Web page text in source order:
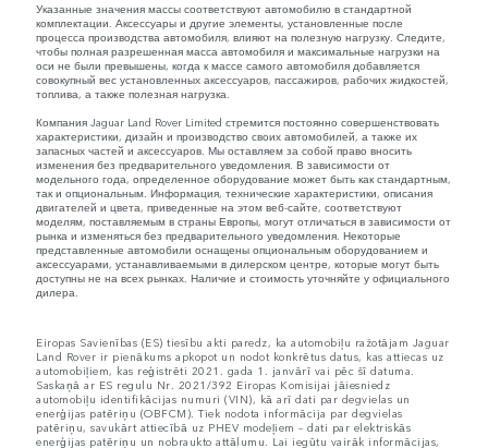
Указанные значения массы соответствуют автомобилю в стандартной
комплектации. Аксессуары и другие элементы, установленные после
процесса производства автомобиля, влияют на полезную нагрузку. Следите,
чтобы полная разрешенная масса автомобиля и максимальные нагрузки на
оси не были превышены, когда к массе самого автомобиля добавляется
совокупный вес установленных аксессуаров, пассажиров, рабочих жидкостей,
топлива, а также полезная нагрузка.
Компания Jaguar Land Rover Limited стремится постоянно совершенствовать
характеристики, дизайн и производство своих автомобилей, а также их
запасных частей и аксессуаров. Мы оставляем за собой право вносить
изменения без предварительного уведомления. В зависимости от
модельного года, определенное оборудование может быть как стандартным,
так и опциональным. Информация, технические характеристики, описания
двигателей и цвета, приведенные на этом веб-сайте, соответствуют
моделям, поставляемым в страны Европы, могут отличаться в зависимости от
рынка и изменяться без предварительного уведомления. Некоторые
представленные автомобили оснащены опциональным оборудованием и
аксессуарами, устанавливаемыми в дилерском центре, которые могут быть
доступны не на всех рынках. Наличие и стоимость уточняйте у официального
дилера.
Eiropas Savienības (ES) tiesību akti paredz, ka automobiļu ražotājam Jaguar
Land Rover ir pienākums apkopot un nodot konkrētus datus, kas attiecas uz
automobiļiem, kas reģistrēti 2021. gada 1. janvārī vai pēc šī datuma.
Saskaņā ar ES regulu Nr. 2021/392 Eiropas Komisijai jāiesniedz
automobiļu identifikācijas numuri (VIN), kā arī dati par degvielas un
enerģijas patēriņu (OBFCM). Tiek nodota informācija par degvielas
patēriņu, savukārt attiecībā uz PHEV modeļiem – dati par elektriskās
enerģijas patēriņu un nobraukto attālumu. Lai iegūtu vairāk informācijas,